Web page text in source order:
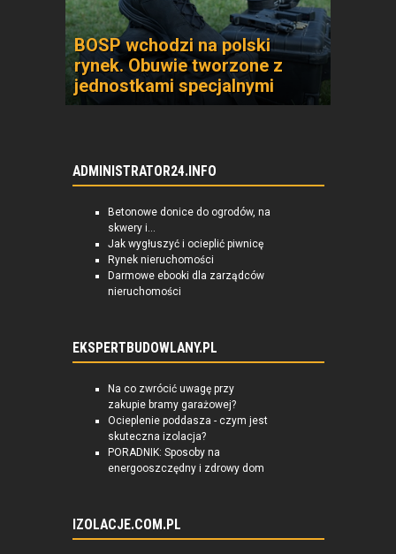
BOSP wchodzi na polski
rynek. Obuwie tworzone z
jednostkami specjalnymi
ADMINISTRATOR24.INFO
Betonowe donice do ogrodów, na
skwery i...
Jak wygłuszyć i ocieplić piwnicę
Rynek nieruchomości
Darmowe ebooki dla zarządców
nieruchomości
EKSPERTBUDOWLANY.PL
Na co zwrócić uwagę przy
zakupie bramy garażowej?
Ocieplenie poddasza - czym jest
skuteczna izolacja?
PORADNIK: Sposoby na
energooszczędny i zdrowy dom
IZOLACJE.COM.PL